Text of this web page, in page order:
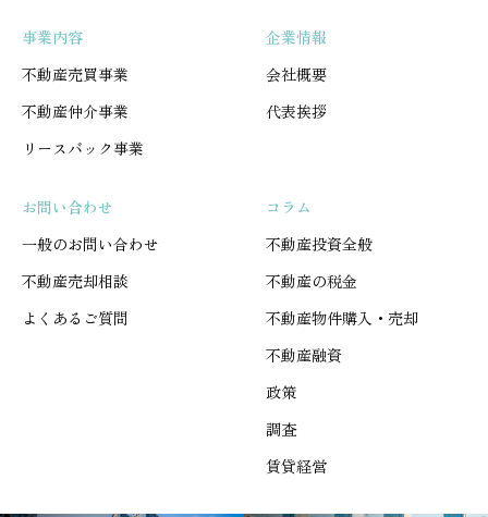
事業内容
不動産売買事業
不動産仲介事業
リースバック事業
企業情報
会社概要
代表挨拶
お問い合わせ
一般のお問い合わせ
不動産売却相談
よくあるご質問
コラム
不動産投資全般
不動産の税金
不動産物件購入・売却
不動産融資
政策
調査
賃貸経営